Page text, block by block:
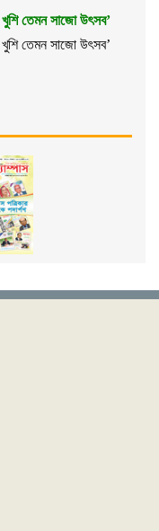
তেমন সাজো উৎসব’
তেমন সাজো উৎসব’